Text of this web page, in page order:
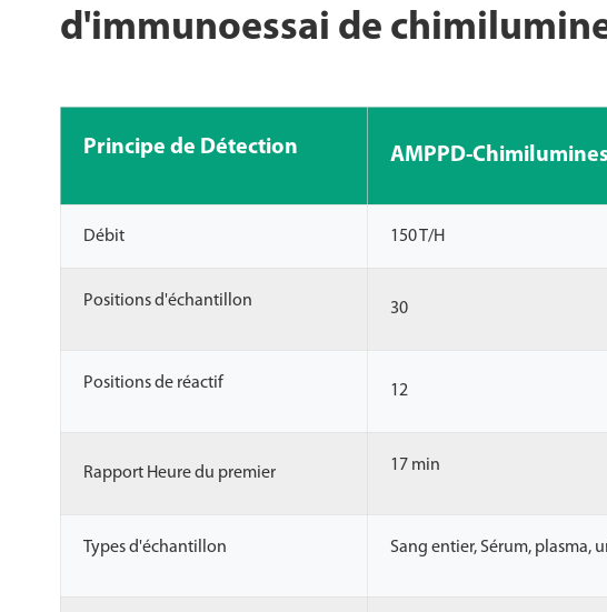
d'immunoessai de
Principe de Détection AMPPD-
Débit 150 T/H
Positions d'échantillon 30
Positions de réactif 12
Rapport Heure du premier 17 min
Types d'échantillon Sang entier, Sérum, plasma,